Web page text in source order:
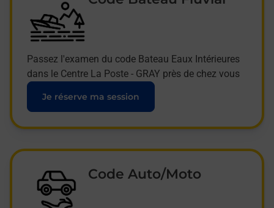
Passez l'examen du code Bateau Eaux Intérieures
dans le Centre La Poste - GRAY près de chez vous
Je réserve ma session
Code Auto/Moto